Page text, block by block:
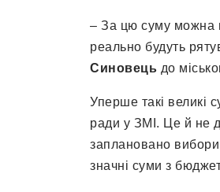
– За цю суму можна
реально будуть
Синовець до
Уперше такі великі
ради у ЗМІ. Це й не
заплановано вибори
значні суми з